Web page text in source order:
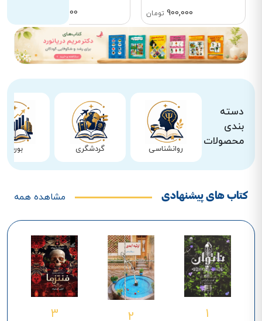
900,000 تومان 200,000
دسته
بندی
محصولات
روانشناسی گردشگری بورس
کتاب های پیشنهادی مشاهده همه
1
2
3